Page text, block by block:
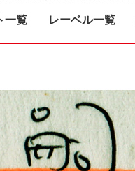
一覧 レーベル一覧